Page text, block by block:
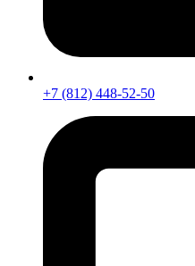
+7 (812) 448-52-50